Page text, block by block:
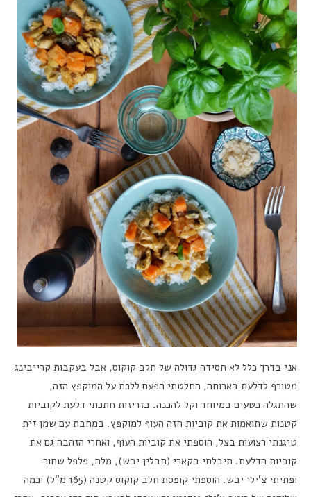
אני בדרך כלל לא חסידה גדולה של חלב קוקוס, אבל בעקבות קרייבינג
מטורף לדלעת בארוחה, החלטתי הפעם ללכת על המוקפץ הזה,
שהתגלה כטעים במיוחד וקל להכנה. בזריזות חתכתי דלעת לקוביות
קטנות שתואמות את קוביות חזה העוף למוקפץ. במחבת עם שמן זית
טיגנתי רצועות בצל, הוספתי את קוביות העוף, ואחרי הזהבה גם את
קוביות הדלעת. תיבלתי בקארי (תבלין יבש), מלח, פלפל שחור
ופתיתי צ’ילי יבש. הוספתי קופסת חלב קוקוס קטנה (165 מ”ל) וכמה